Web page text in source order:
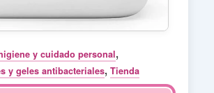
y cuidado personal,
y geles antibacteriales, Tienda